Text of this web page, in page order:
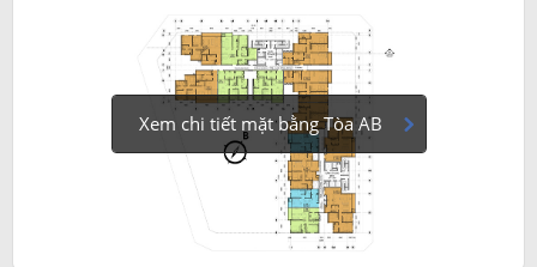
Xem chi tiết mặt bằng Tòa AB